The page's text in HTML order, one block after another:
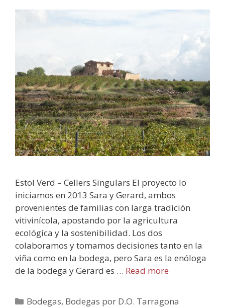
Estol Verd – Cellers Singulars El proyecto lo
iniciamos en 2013 Sara y Gerard, ambos
provenientes de familias con larga tradición
vitivinícola, apostando por la agricultura
ecológica y la sostenibilidad. Los dos
colaboramos y tomamos decisiones tanto en la
viña como en la bodega, pero Sara es la enóloga
de la bodega y Gerard es … Read more
Bodegas, Bodegas por D.O. Tarragona